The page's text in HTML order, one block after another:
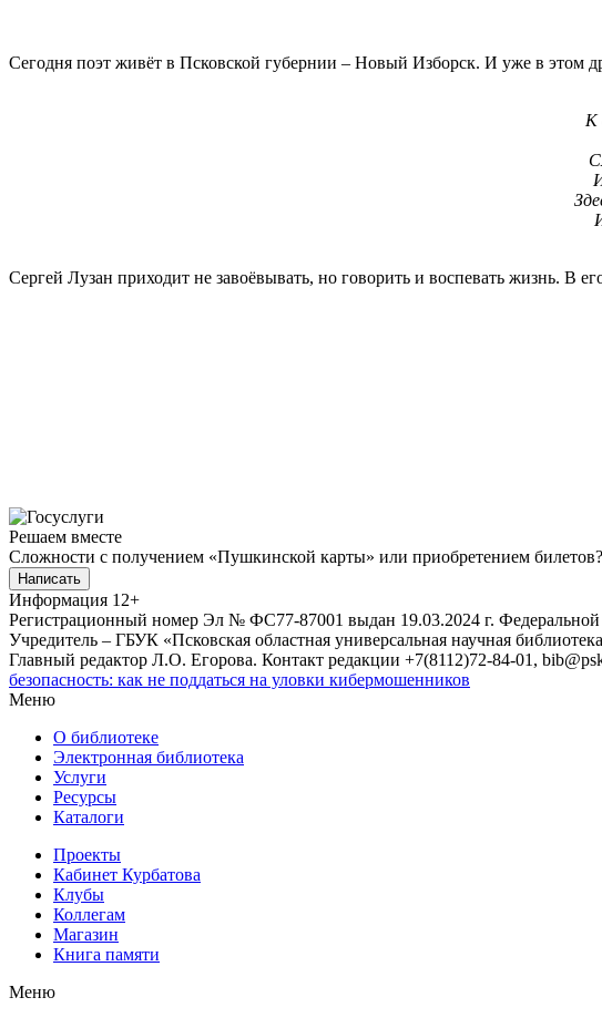
Сегодня поэт живёт в Псковской губернии – Новый Изборск. И уже в этом
К
Сергей Лузан приходит не завоёвывать, но говорить и воспевать жизнь. В
Решаем вместе
Сложности с получением «Пушкинской карты» или приобретением
Написать
Информация 12+
Регистрационный номер Эл № ФС77-87001 выдан 19.03.2024 г.
Учредитель – ГБУК «Псковская областная универсальная научная
Главный редактор Л.О. Егорова. Контакт редакции +7(8112)72-84-01,
безопасность: как не поддаться на уловки кибермошенников
Меню
О библиотеке
Электронная библиотека
Услуги
Ресурсы
Каталоги
Проекты
Кабинет Курбатова
Клубы
Коллегам
Магазин
Книга памяти
Меню